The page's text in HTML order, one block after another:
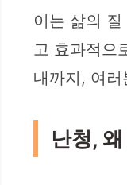
이는 삶의
고 효과적으
내까지, 여
난청,